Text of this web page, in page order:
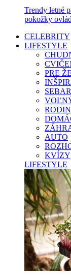
Trendy letné
pokožky
CELEBRITY
LIFESTYLE
PRE
AUTO
KVÍZY
LIFESTYLE